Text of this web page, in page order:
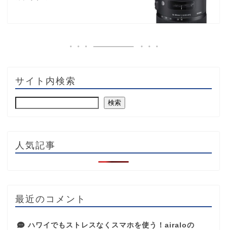
サイト内検索
検索
人気記事
最近のコメント
ハワイでもストレスなくスマホを使う！airaloの